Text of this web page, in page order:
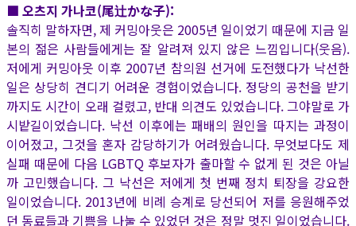
■ 오츠지 가나코(尾辻かな子):
솔직히 말하자면, 제 커밍아웃은 2005년 일이었기 때문에 지금 일
본의 젊은 사람들에게는 잘 알려져 있지 않은 느낌입니다(웃음).
저에게 커밍아웃 이후 2007년 참의원 선거에 도전했다가 낙선한
일은 상당히 견디기 어려운 경험이었습니다. 정당의 공천을 받기
까지도 시간이 오래 걸렸고, 반대 의견도 있었습니다. 그야말로 가
시밭길이었습니다. 낙선 이후에는 패배의 원인을 따지는 과정이
이어졌고, 그것을 혼자 감당하기가 어려웠습니다. 무엇보다도 제
실패 때문에 다음 LGBTQ 후보자가 출마할 수 없게 된 것은 아닐
까 고민했습니다. 그 낙선은 저에게 첫 번째 정치 퇴장을 강요한
일이었습니다. 2013년에 비례 승계로 당선되어 저를 응원해주었
던 동료들과 기쁨을 나눌 수 있었던 것은 정말 멋진 일이었습니다.